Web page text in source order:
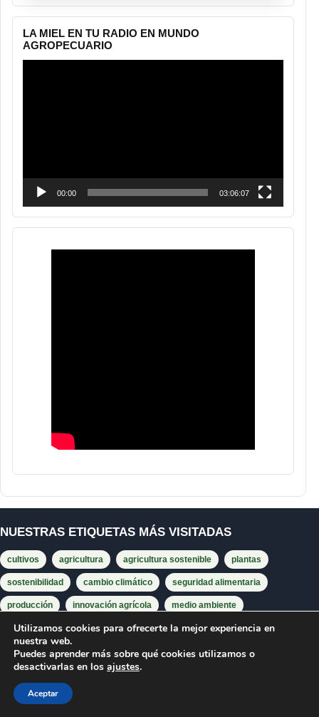
LA MIEL EN TU RADIO EN MUNDO
AGROPECUARIO
00:00 03:06:07
NUESTRAS ETIQUETAS MÁS VISITADAS
cultivos agricultura agricultura sostenible plantas
sostenibilidad cambio climático seguridad alimentaria
producción innovación agrícola medio ambiente
agricultores estudio biodiversidad investigación
suelo agrícola fertilizantes cultivo
maíz
rendimiento
Utilizamos cookies para ofrecerte la mejor experiencia en
nuestra web.
Puedes aprender más sobre qué cookies utilizamos o
desactivarlas en los ajustes.
Aceptar